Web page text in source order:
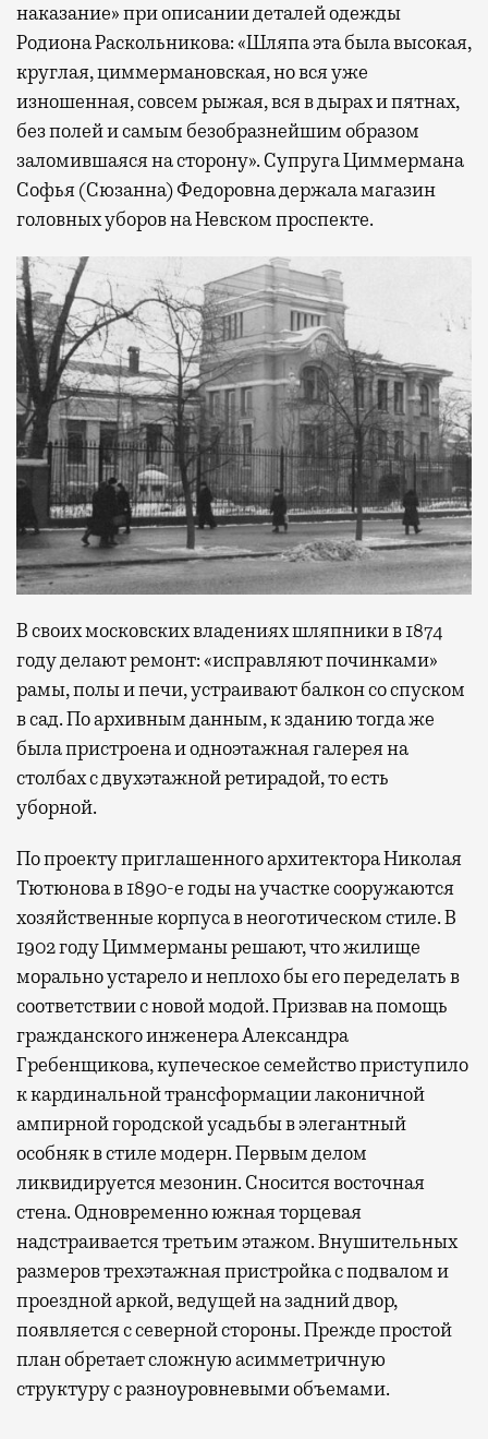
наказание» при описании деталей одежды
Родиона Раскольникова: «Шляпа эта была высокая,
круглая, циммермановская, но вся уже
изношенная, совсем рыжая, вся в дырах и пятнах,
без полей и самым безобразнейшим образом
заломившаяся на сторону». Супруга Циммермана
Софья (Сюзанна) Федоровна держала магазин
головных уборов на Невском проспекте.
В своих московских владениях шляпники в 1874
году делают ремонт: «исправляют починками»
рамы, полы и печи, устраивают балкон со спуском
в сад. По архивным данным, к зданию тогда же
была пристроена и одноэтажная галерея на
столбах с двухэтажной ретирадой, то есть
уборной.
По проекту приглашенного архитектора Николая
Тютюнова в 1890-е годы на участке сооружаются
хозяйственные корпуса в неоготическом стиле. В
1902 году Циммерманы решают, что жилище
морально устарело и неплохо бы его переделать в
соответствии с новой модой. Призвав на помощь
гражданского инженера Александра
Гребенщикова, купеческое семейство приступило
к кардинальной трансформации лаконичной
ампирной городской усадьбы в элегантный
особняк в стиле модерн. Первым делом
ликвидируется мезонин. Сносится восточная
стена. Одновременно южная торцевая
надстраивается третьим этажом. Внушительных
размеров трехэтажная пристройка с подвалом и
проездной аркой, ведущей на задний двор,
появляется с северной стороны. Прежде простой
план обретает сложную асимметричную
структуру с разноуровневыми объемами.